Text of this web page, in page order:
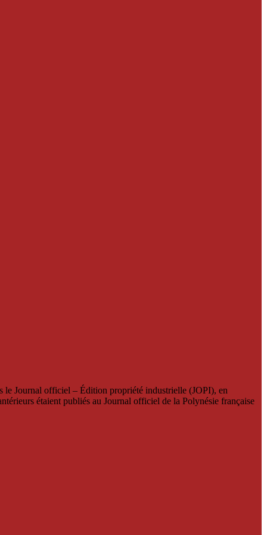
le Journal officiel – Édition propriété industrielle (JOPI), en
étaient publiés au Journal officiel de la Polynésie française